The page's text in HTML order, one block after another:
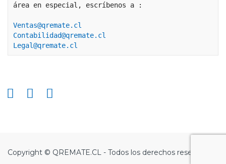
área en especial, escríbenos a :
Ventas@qremate.cl
Contabilidad@qremate.cl
Legal@qremate.cl
Copyright © QREMATE.CL - Todos los derechos reservados.